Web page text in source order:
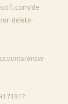
de-
delete-
answ